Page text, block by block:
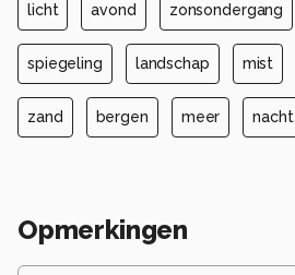
licht avond zonsondergang
spiegeling landschap mist
zand bergen meer nacht
Opmerkingen